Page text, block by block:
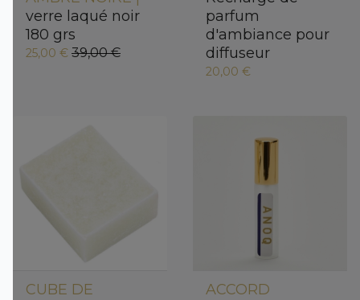
verre laqué noir
180 grs
25,00 € 39,00 €
parfum
d'ambiance pour
diffuseur
20,00 €
CUBE DE
ACCORD